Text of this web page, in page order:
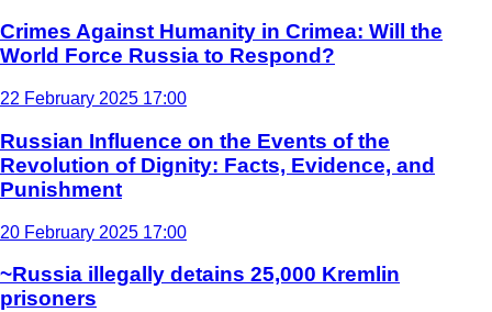
Crimes Against Humanity in Crimea: Will the
World Force Russia to Respond?
22 February 2025 17:00
Russian Influence on the Events of the
Revolution of Dignity: Facts, Evidence, and
Punishment
20 February 2025 17:00
~Russia illegally detains 25,000 Kremlin
prisoners